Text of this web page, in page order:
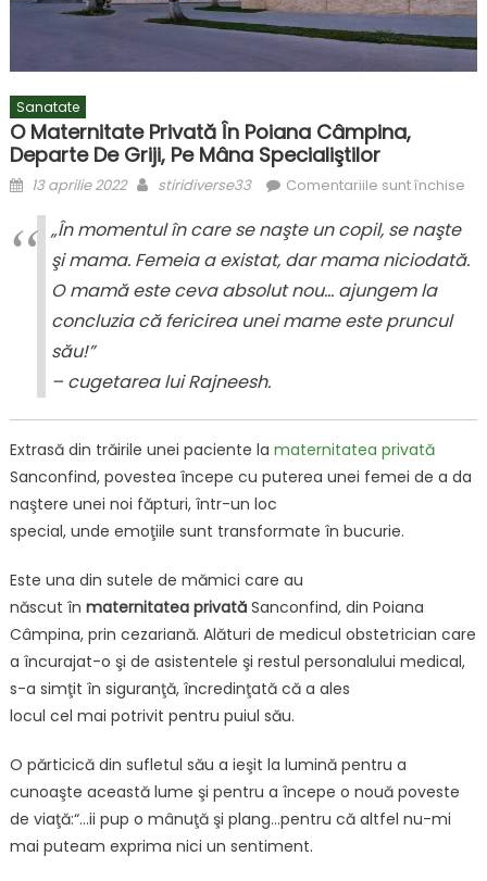
Sanatate
O Maternitate Privată În Poiana Câmpina,
Departe De Griji, Pe Mâna Specialiştilor
Posted
13 aprilie 2022 Author
stiridiverse33 Comentariile sunt închise
„În momentul în care se naşte un copil, se naşte
şi mama. Femeia a existat, dar mama niciodată.
O mamă este ceva absolut nou… ajungem la
concluzia că fericirea unei mame este pruncul
său!”
– cugetarea lui Rajneesh.
Extrasă din trăirile unei paciente la maternitatea privată
Sanconfind, povestea începe cu puterea unei femei de a da
naştere unei noi făpturi, într-un loc
special, unde emoţiile sunt transformate în bucurie.
Este una din sutele de mămici care au
născut în maternitatea privatăSanconfind, din Poiana
Câmpina, prin cezariană. Alături de medicul obstetrician care
a încurajat-o şi de asistentele şi restul personalului medical,
s-a simţit în siguranţă, încredinţată că a ales
locul cel mai potrivit pentru puiul său.
O părticică din sufletul său a ieşit la lumină pentru a
cunoaşte această lume şi pentru a începe o nouă poveste
de viaţă:“…ii pup o mânuţă şi plang…pentru că altfel nu-mi
mai puteam exprima nici un sentiment.